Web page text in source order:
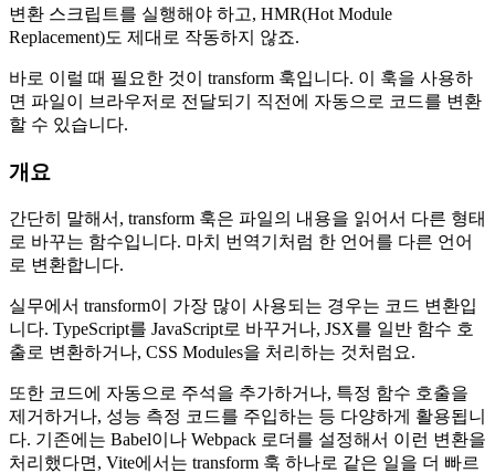
변환 스크립트를 실행해야 하고, HMR(Hot Module
Replacement)도 제대로 작동하지 않죠.
바로 이럴 때 필요한 것이 transform 훅입니다. 이 훅을 사용하
면 파일이 브라우저로 전달되기 직전에 자동으로 코드를 변환
할 수 있습니다.
개요
간단히 말해서, transform 훅은 파일의 내용을 읽어서 다른 형태
로 바꾸는 함수입니다. 마치 번역기처럼 한 언어를 다른 언어
로 변환합니다.
실무에서 transform이 가장 많이 사용되는 경우는 코드 변환입
니다. TypeScript를 JavaScript로 바꾸거나, JSX를 일반 함수 호
출로 변환하거나, CSS Modules을 처리하는 것처럼요.
또한 코드에 자동으로 주석을 추가하거나, 특정 함수 호출을
제거하거나, 성능 측정 코드를 주입하는 등 다양하게 활용됩니
다. 기존에는 Babel이나 Webpack 로더를 설정해서 이런 변환을
처리했다면, Vite에서는 transform 훅 하나로 같은 일을 더 빠르